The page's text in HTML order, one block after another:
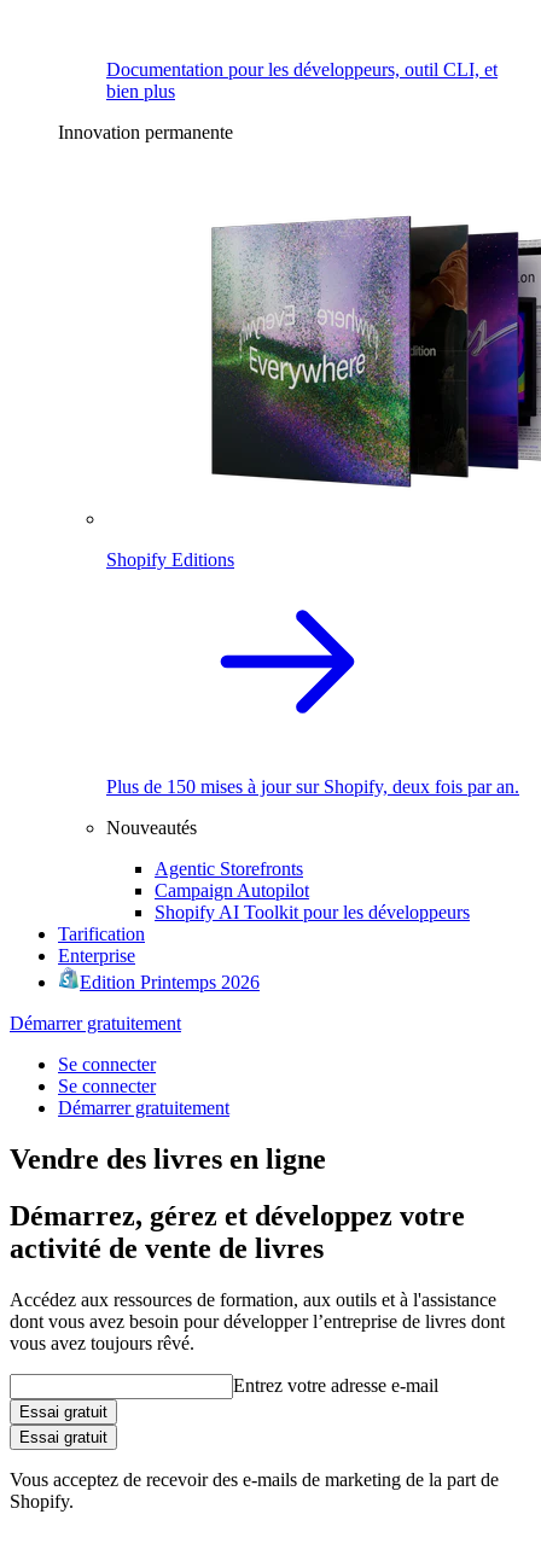
Documentation pour les développeurs, outil CLI, et
bien plus
Innovation permanente
Shopify Editions
Plus de 150 mises à jour sur Shopify, deux fois par an.
Nouveautés
Agentic Storefronts
Campaign Autopilot
Shopify AI Toolkit pour les développeurs
Tarification
Enterprise
Edition Printemps 2026
Démarrer gratuitement
Se connecter
Se connecter
Démarrer gratuitement
Vendre des livres en ligne
Démarrez, gérez et développez votre
activité de vente de livres
Accédez aux ressources de formation, aux outils et à l'assistance
dont vous avez besoin pour développer l’entreprise de livres dont
vous avez toujours rêvé.
Entrez votre adresse e-mail
Essai gratuit
Essai gratuit
Vous acceptez de recevoir des e-mails de marketing de la part de
Shopify.